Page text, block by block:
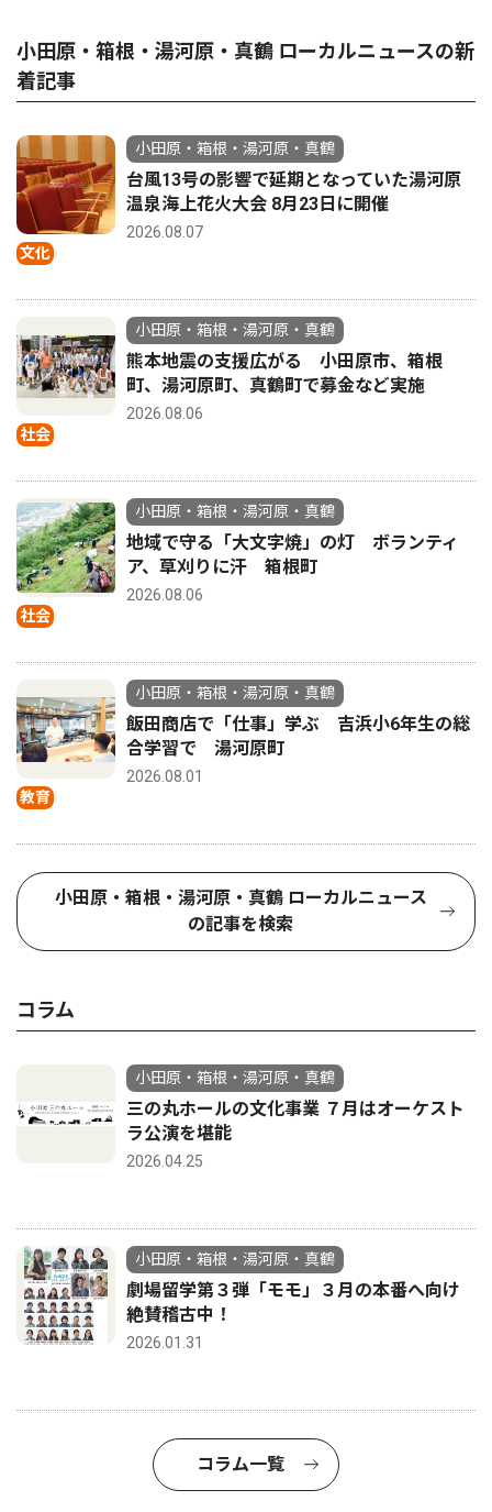
小田原・箱根・湯河原・真鶴 ローカルニュースの新
着記事
文化
小田原・箱根・湯河原・真鶴
台風13号の影響で延期となっていた湯河原
温泉海上花火大会 8月23日に開催
2026.08.07
社会
小田原・箱根・湯河原・真鶴
熊本地震の支援広がる 小田原市、箱根
町、湯河原町、真鶴町で募金など実施
2026.08.06
社会
小田原・箱根・湯河原・真鶴
地域で守る「大文字焼」の灯 ボランティ
ア、草刈りに汗 箱根町
2026.08.06
教育
小田原・箱根・湯河原・真鶴
飯田商店で「仕事」学ぶ 吉浜小6年生の総
合学習で 湯河原町
2026.08.01
小田原・箱根・湯河原・真鶴 ローカルニュース
の記事を検索
コラム
小田原・箱根・湯河原・真鶴
三の丸ホールの文化事業 ７月はオーケスト
ラ公演を堪能
2026.04.25
小田原・箱根・湯河原・真鶴
劇場留学第３弾「モモ」３月の本番へ向け
絶賛稽古中！
2026.01.31
コラム一覧